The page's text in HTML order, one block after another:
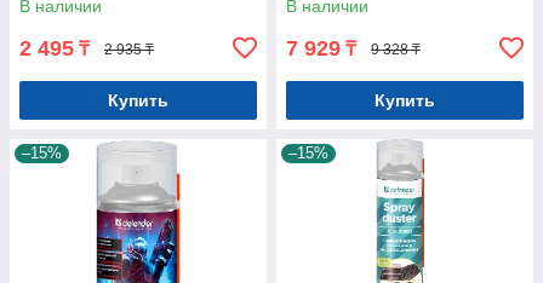
В наличии
2 495 ₸ 2 935 ₸
Купить
В наличии
7 929 ₸ 9 328 ₸
Купить
–15% –15%